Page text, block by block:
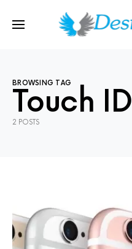
BROWSING TAG
Touch ID
2 POSTS